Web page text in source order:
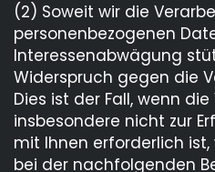
(2) Soweit wir die
personenbezogenen
Interessenabwägung
Widerspruch gegen die
Dies ist der Fall, wenn
insbesondere nicht zur
mit Ihnen erforderlich ist,
bei der nachfolgenden